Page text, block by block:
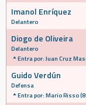
Imanol Enríquez
Delantero
Diogo de Oliveira
Delantero
Entra por: Juan Cruz
Guido Verdún
Defensa
Entra por: Mario Risso